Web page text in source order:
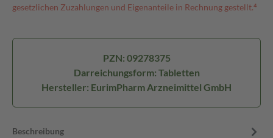
gesetzlichen Zuzahlungen und Eigenanteile in Rechnung gestellt.⁴
PZN: 09278375
Darreichungsform: Tabletten
Hersteller: EurimPharm Arzneimittel GmbH
Beschreibung